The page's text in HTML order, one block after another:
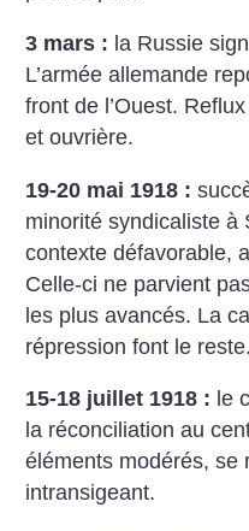
3 mars : la Russie
L’armée allemande
front de l’Ouest.
et ouvrière.
19-20 mai 1918 :
minorité syndicalisteà
contexte défavorable,
Celle-ci ne parvient
les plus avancés. La
répression font le reste.
15-18 juillet 1918 : le
la réconciliation au
éléments modérés, se
intransigeant.